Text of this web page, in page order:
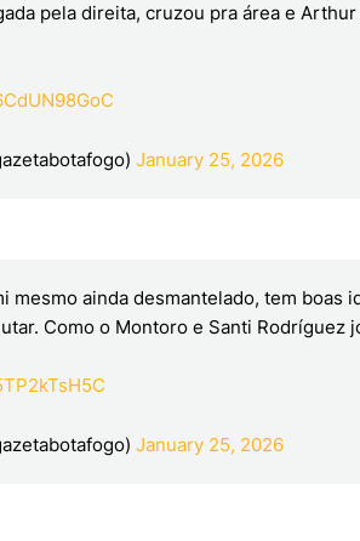
pela direita, cruzou pra área e
January 25, 2026
mesmo ainda desmantelado, tem boas
Como o Montoro e Santi Rodríguez
January 25, 2026